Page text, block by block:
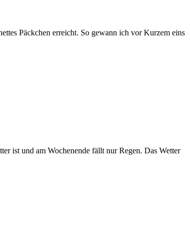
Päckchen erreicht. So gewann ich vor Kurzem eins
ist und am Wochenende fällt nur Regen. Das Wetter